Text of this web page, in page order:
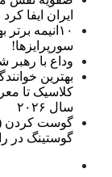
ایران ایفا کرد
سورپرایزها!
وداع با رهبر
بهترین
کلاسیک تا
سال ۲۰۲۶
گوستینگ در